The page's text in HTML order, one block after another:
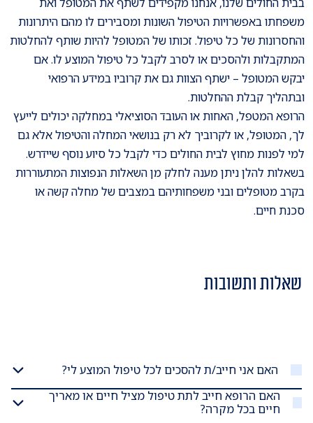
משפחתו באפשרויות הטיפול השונות ומסבירים לו מהם היתרונות
והחסרונות של כל טיפול. זכותו של המטופל להיות שותף להחלטות
המתקבלות ולהסכים או לסרב לקבל כל טיפול המוצע לו. אם
יבקש המטופל – ישתף הצוות גם את קרוביו במידע הרפואי
ובתהליך קבלת ההחלטות.
הרופא המטפל, האחות או העובד הסוציאלי במחלקה יכולים לייעץ
לך, המטופל, או לקרוביך לא רק בנושאי המחלה והטיפול אלא גם
למי לפנות מחוץ לבית החולים כדי לקבל כל סיוע נוסף שיידרש.
בשאלות להלן ניתן מענה לחלק מן השאלות הנפוצות המתעוררות
בקרב מטופלים ובני משפחותיהם במצבים של מחלה קשה או
סכנת חיים.
שאלות ותשובות
האם אני חייב/ת להסכים לכל טיפול המוצע לי?
האם הרופא חייב לתת טיפול מציל חיים או מאריך
חיים בכל מקרה?